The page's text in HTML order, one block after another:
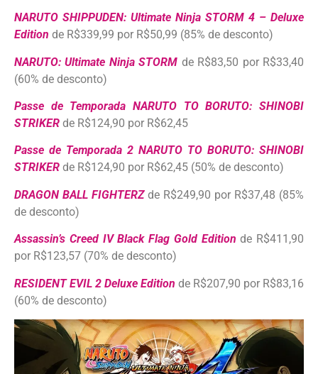
NARUTO SHIPPUDEN: Ultimate Ninja STORM 4 – Deluxe
Edition de R$339,99 por R$50,99 (85% de desconto)
NARUTO: Ultimate Ninja STORM de R$83,50 por R$33,40
(60% de desconto)
Passe de Temporada NARUTO TO BORUTO: SHINOBI
STRIKER de R$124,90 por R$62,45
Passe de Temporada 2 NARUTO TO BORUTO: SHINOBI
STRIKER de R$124,90 por R$62,45 (50% de desconto)
DRAGON BALL FIGHTERZ de R$249,90 por R$37,48 (85%
de desconto)
Assassin’s Creed IV Black Flag Gold Edition de R$411,90
por R$123,57 (70% de desconto)
RESIDENT EVIL 2 Deluxe Edition de R$207,90 por R$83,16
(60% de desconto)